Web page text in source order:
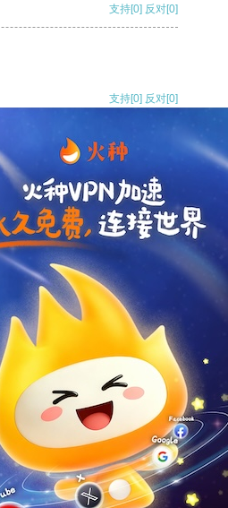
支持[0] 反对[0]
支持[0] 反对[0]
支持[0] 反对
支持
反对 [0]
支持[0] 反对[0]